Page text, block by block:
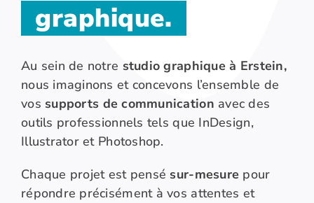
graphique.
Au sein de notre studio graphique à Erstein,
nous imaginons et concevons l’ensemble de
vos supports de communication avec des
outils professionnels tels que InDesign,
Illustrator et Photoshop.
Chaque projet est pensé sur-mesure pour
répondre précisément à vos attentes et